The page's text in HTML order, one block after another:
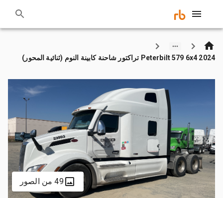
2024 Peterbilt 579 6x4 تراكتور شاحنة كابينة النوم (ثنائية المحور)
49 من الصور